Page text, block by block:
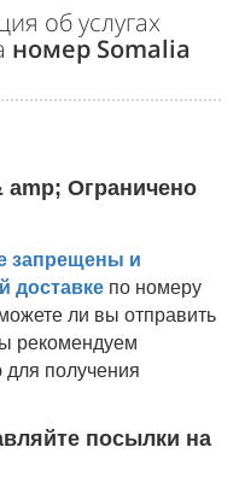
об услугах
номер Somalia
Ограничено
запрещены и
доставке по номеру
ли вы отправить
рекомендуем
получения
посылки на